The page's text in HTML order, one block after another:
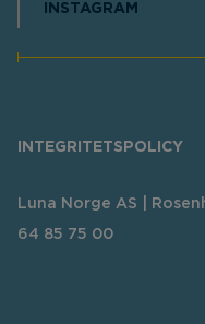
INSTAGRAM
INTEGRITETSPOLICY
Luna Norge AS |
64 85 75 00